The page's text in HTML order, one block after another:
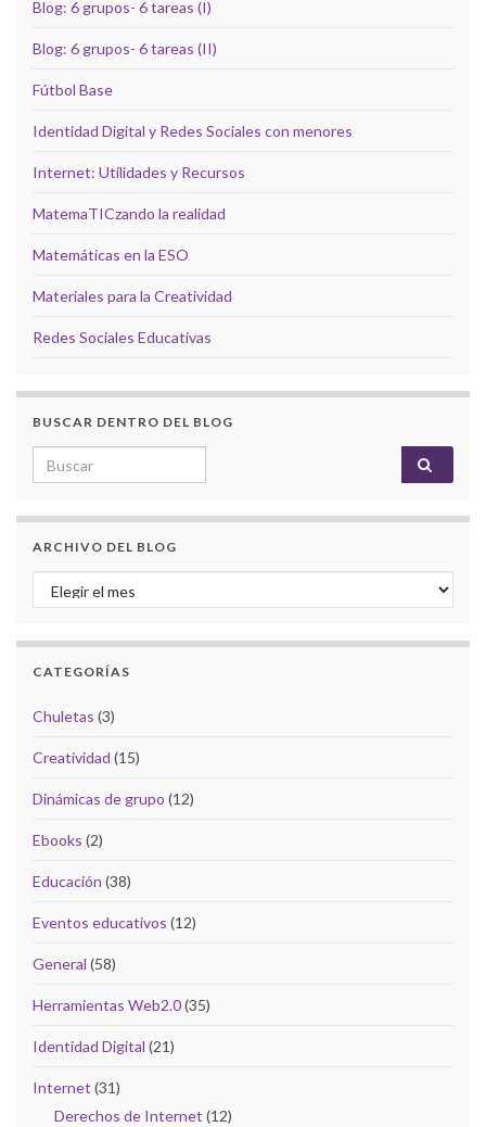
Blog: 6 grupos- 6 tareas (I)
Blog: 6 grupos- 6 tareas (II)
Fútbol Base
Identidad Digital y Redes Sociales con menores
Internet: Utilidades y Recursos
MatemaTICzando la realidad
Matemáticas en la ESO
Materiales para la Creatividad
Redes Sociales Educativas
BUSCAR DENTRO DEL BLOG
Search for:
ARCHIVO DEL BLOG
Archivo del Blog
CATEGORÍAS
Chuletas (3)
Creatividad (15)
Dinámicas de grupo (12)
Ebooks (2)
Educación (38)
Eventos educativos (12)
General (58)
Herramientas Web2.0(35)
Identidad Digital (21)
Internet (31)
Derechos de Internet (12)